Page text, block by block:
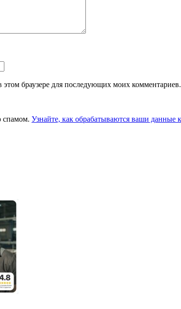
этом браузере для последующих моих комментариев.
спамом. Узнайте, как обрабатываются ваши данные